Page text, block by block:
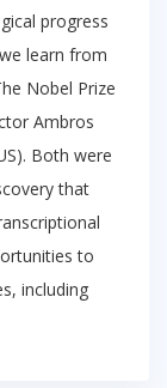
progress
learn from
Nobel Prize
Ambros
Both were
that
to
including